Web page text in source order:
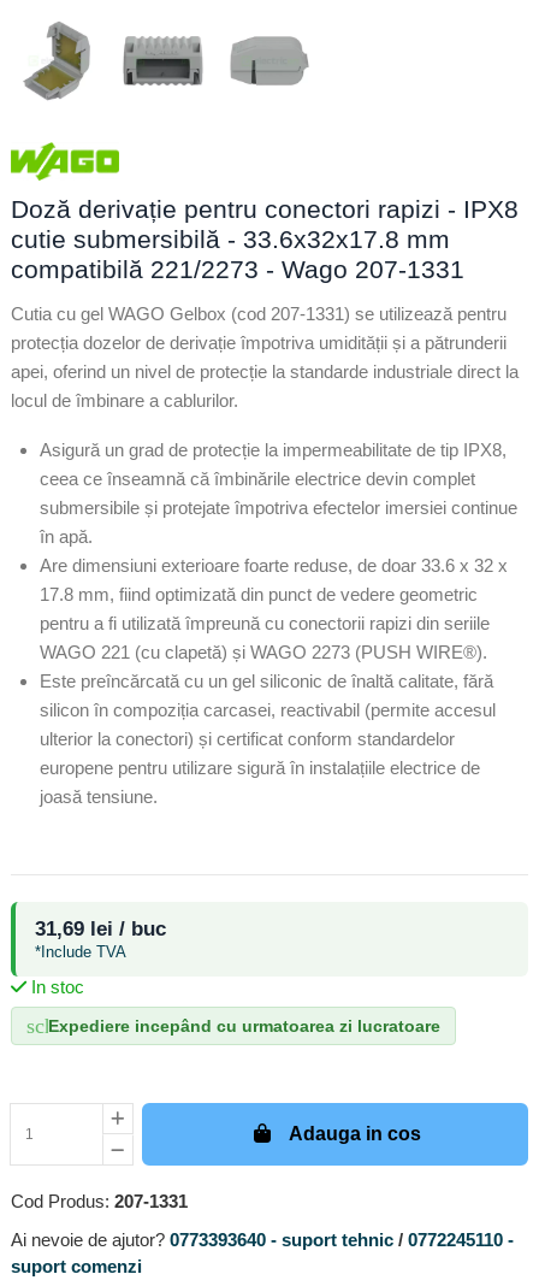
Doză derivație pentru conectori rapizi - IPX8
cutie submersibilă - 33.6x32x17.8 mm
compatibilă 221/2273 - Wago 207-1331
Cutia cu gel WAGO Gelbox (cod 207-1331) se utilizează pentru
protecția dozelor de derivație împotriva umidității și a pătrunderii
apei, oferind un nivel de protecție la standarde industriale direct la
locul de îmbinare a cablurilor.
Asigură un grad de protecție la impermeabilitate de tip IPX8,
ceea ce înseamnă că îmbinările electrice devin complet
submersibile și protejate împotriva efectelor imersiei continue
în apă.
Are dimensiuni exterioare foarte reduse, de doar 33.6 x 32 x
17.8 mm, fiind optimizată din punct de vedere geometric
pentru a fi utilizată împreună cu conectorii rapizi din seriile
WAGO 221 (cu clapetă) și WAGO 2273 (PUSH WIRE®).
Este preîncărcată cu un gel siliconic de înaltă calitate, fără
silicon în compoziția carcasei, reactivabil (permite accesul
ulterior la conectori) și certificat conform standardelor
europene pentru utilizare sigură în instalațiile electrice de
joasă tensiune.
Adauga in cos
31,69 lei / buc
*Include TVA
In stoc
schedule
Expediere incepând cu urmatoarea zi lucratoare
Cod Produs: 207-1331
Ai nevoie de ajutor? 0773393640 - suport tehnic / 0772245110 -
suport comenzi